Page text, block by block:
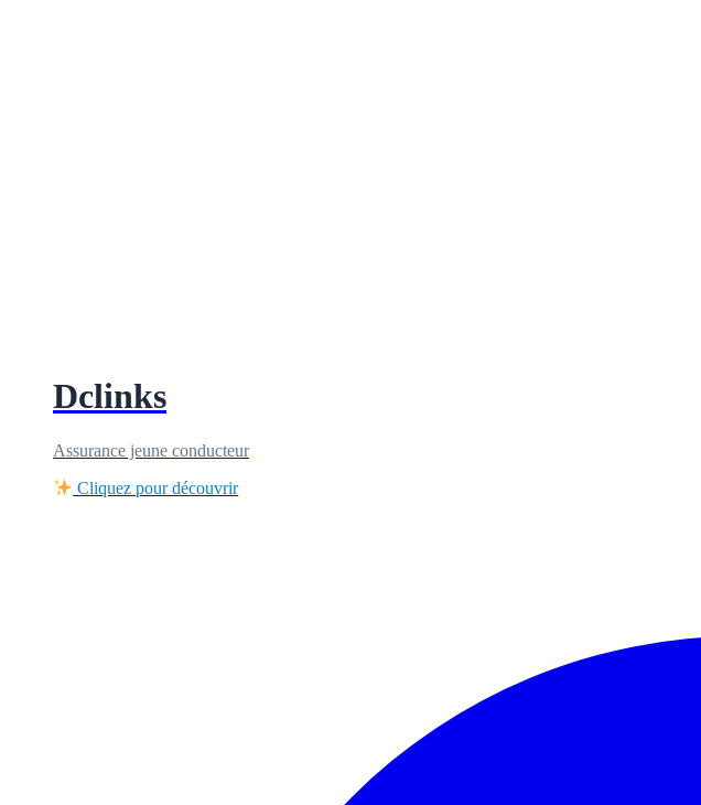
Dclinks
Assurance jeune conducteur
Cliquez pour découvrir